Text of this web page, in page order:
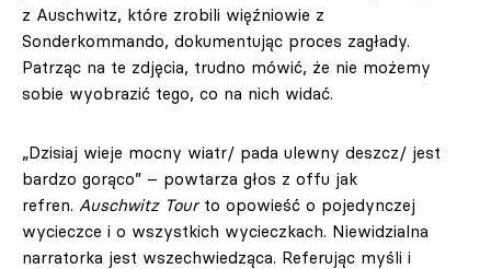
z Auschwitz, które zrobili więźniowie z
Sonderkommando, dokumentując proces zagłady.
Patrząc na te zdjęcia, trudno mówić, że nie możemy
sobie wyobrazić tego, co na nich widać.
„Dzisiaj wieje mocny wiatr/ pada ulewny deszcz/ jest
bardzo gorąco” – powtarza głos z offu jak
refren. Auschwitz Tourto opowieść o pojedynczej
wycieczce i o wszystkich wycieczkach. Niewidzialna
narratorka jest wszechwiedząca. Referując myśli i